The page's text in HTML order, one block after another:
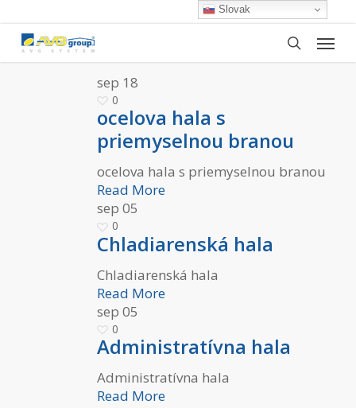
main
content
search
Menu
sep 18
0
ocelova hala s
priemyselnou branou
ocelova hala s priemyselnou branou
Read More
sep 05
0
Chladiarenská hala
Chladiarenská hala
Read More
sep 05
0
Administratívna hala
Administratívna hala
Read More
Slovak